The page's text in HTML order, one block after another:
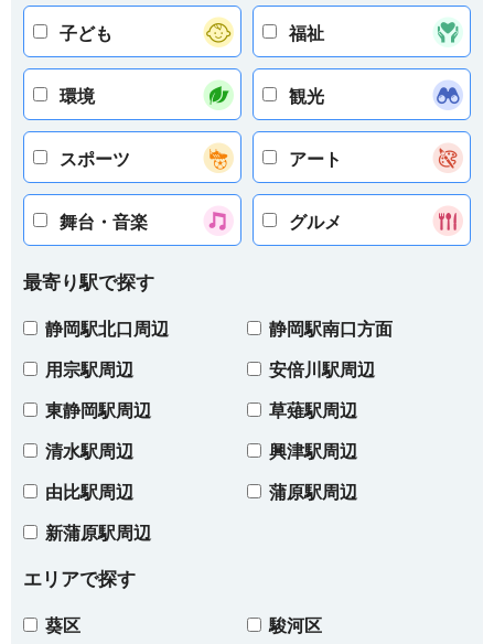
子ども 福祉
環境 観光
スポーツ アート
舞台・音楽 グルメ
最寄り駅で探す
静岡駅北口周辺 静岡駅南口方面
用宗駅周辺 安倍川駅周辺
東静岡駅周辺 草薙駅周辺
清水駅周辺 興津駅周辺
由比駅周辺 蒲原駅周辺
新蒲原駅周辺
エリアで探す
葵区 駿河区